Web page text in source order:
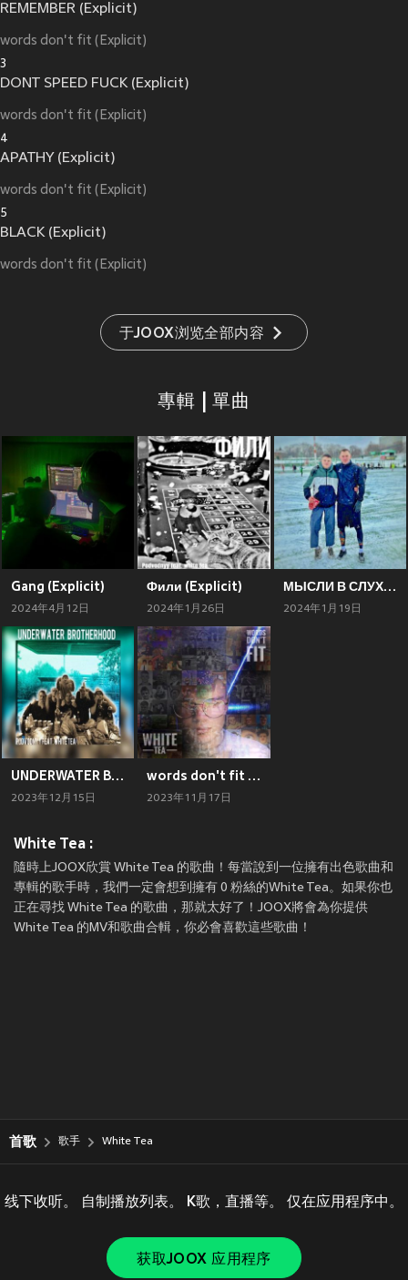
REMEMBER (Explicit)
words don't fit (Explicit)
3
DONT SPEED FUCK (Explicit)
words don't fit (Explicit)
4
APATHY (Explicit)
words don't fit (Explicit)
5
BLACK (Explicit)
words don't fit (Explicit)
于JOOX浏览全部内容
專輯 | 單曲
Gang (Explicit)
2024年4月12日
Фили (Explicit)
2024年1月26日
МЫСЛИ В СЛУХ (Explicit)
2024年1月19日
UNDERWATER BROTHERHOOD (Explicit)
2023年12月15日
words don't fit (Explicit)
2023年11月17日
White Tea :
隨時上JOOX欣賞 White Tea 的歌曲！每當說到一位擁有出色歌曲和
專輯的歌手時，我們一定會想到擁有 0 粉絲的White Tea。如果你也
正在尋找 White Tea 的歌曲，那就太好了！JOOX將會為你提供
White Tea 的MV和歌曲合輯，你必會喜歡這些歌曲！
首歌 歌手 White Tea
线下收听。 自制播放列表。 K歌，直播等。 仅在应用程序中。
获取JOOX 应用程序